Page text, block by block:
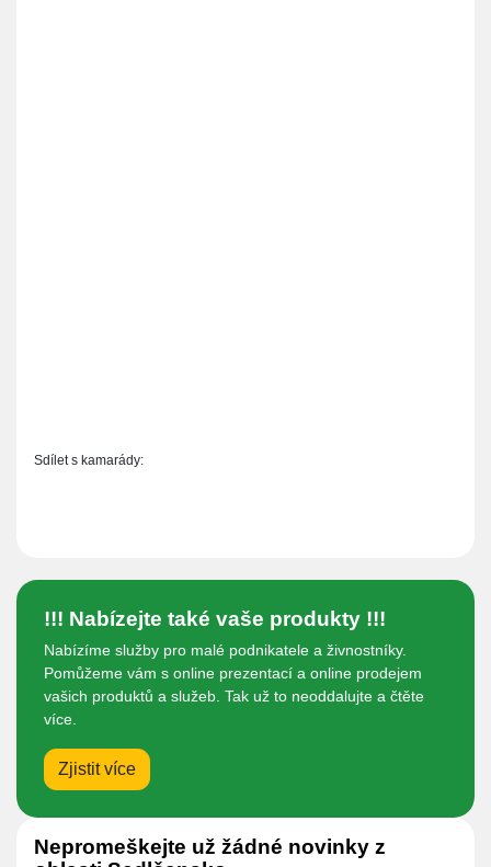
Sdílet s kamarády:
!!! Nabízejte také vaše produkty !!!
Nabízíme služby pro malé podnikatele a živnostníky.
Pomůžeme vám s online prezentací a online prodejem
vašich produktů a služeb. Tak už to neoddalujte a čtěte
více.
Zjistit více
Nepromeškejte už žádné novinky z